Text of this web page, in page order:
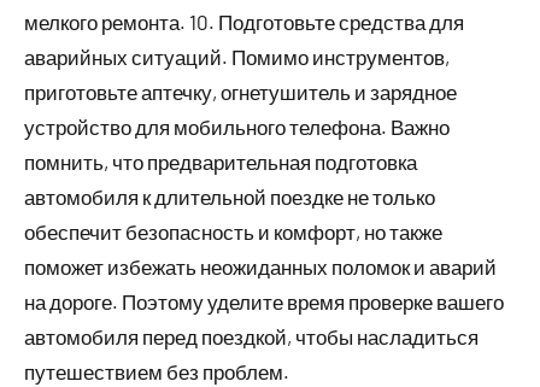
мелкого ремонта. 10. Подготовьте средства для
аварийных ситуаций. Помимо инструментов,
приготовьте аптечку, огнетушитель и зарядное
устройство для мобильного телефона. Важно
помнить, что предварительная подготовка
автомобиля к длительной поездке не только
обеспечит безопасность и комфорт, но также
поможет избежать неожиданных поломок и аварий
на дороге. Поэтому уделите время проверке вашего
автомобиля перед поездкой, чтобы насладиться
путешествием без проблем.